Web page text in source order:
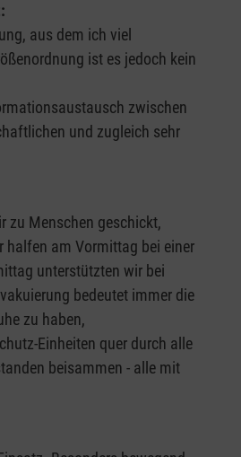
aus dem ich viel
ist es jedoch kein
zwischen
und zugleich sehr
zu Menschen geschickt,
halfen am Vormittag bei einer
unterstützten wir bei
bedeutet immer die
zu haben,
Einheiten quer durch alle
beisammen - alle mit